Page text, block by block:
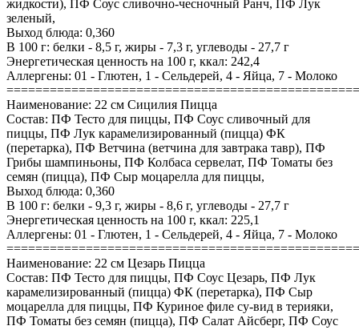
жидкости), ПФ Соус сливочно-чесночный Ранч, ПФ Лук
зеленый,
Выход блюда: 0,360
В 100 г: белки - 8,5 г, жиры - 7,3 г, углеводы - 27,7 г
Энергетическая ценность на 100 г, ккал: 242,4
Аллергены: 01 - Глютен, 1 - Сельдерей, 4 - Яйца, 7 - Молоко
Наименование: 22 см Сицилия Пицца
Состав: ПФ Тесто для пиццы, ПФ Соус сливочный для
пиццы, ПФ Лук карамелизированный (пицца) ФК
(перетарка), ПФ Ветчина (ветчина для завтрака тавр), ПФ
Грибы шампиньоны, ПФ Колбаса сервелат, ПФ Томаты без
семян (пицца), ПФ Сыр моцарелла для пиццы,
Выход блюда: 0,360
В 100 г: белки - 9,3 г, жиры - 8,6 г, углеводы - 27,7 г
Энергетическая ценность на 100 г, ккал: 225,1
Аллергены: 01 - Глютен, 1 - Сельдерей, 4 - Яйца, 7 - Молоко
Наименование: 22 см Цезарь Пицца
Состав: ПФ Тесто для пиццы, ПФ Соус Цезарь, ПФ Лук
карамелизированный (пицца) ФК (перетарка), ПФ Сыр
моцарелла для пиццы, ПФ Куриное филе су-вид в терияки,
ПФ Томаты без семян (пицца), ПФ Салат Айсберг, ПФ Соус